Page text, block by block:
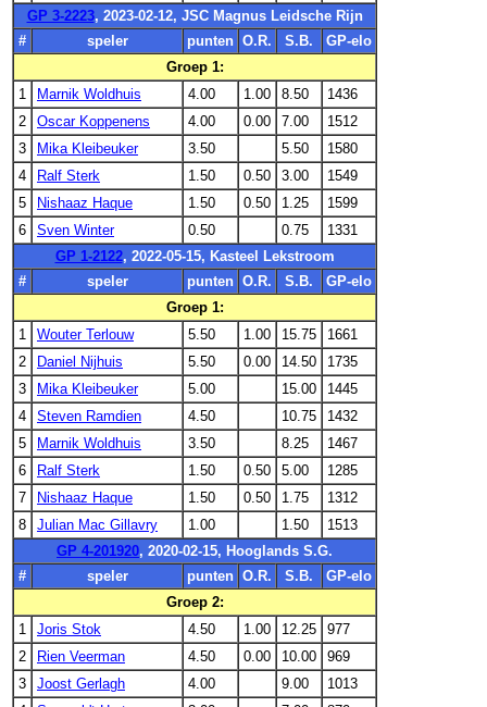
GP 3-2223, 2023-02-12, JSC Magnus Leidsche Rijn
#
speler punten O.R. S.B.
GP-elo
Groep 1:
1
Marnik Woldhuis 4.00 1.00 8.50
1436
2
Oscar Koppenens 4.00 0.00 7.00
1512
3
Mika Kleibeuker 3.50 5.50
1580
4
Ralf Sterk 1.50 0.50 3.00
1549
5
Nishaaz Haque 1.50 0.50 1.25
1599
6
Sven Winter 0.50 0.75
1331
GP 1-2122, 2022-05-15, Kasteel Lekstroom
#
speler punten O.R. S.B.
GP-elo
Groep 1:
1
Wouter Terlouw 5.50 1.00 15.75
1661
2
Daniel Nijhuis 5.50 0.00 14.50
1735
3
Mika Kleibeuker 5.00 15.00
1445
4
Steven Ramdien 4.50 10.75
1432
5
Marnik Woldhuis 3.50 8.25
1467
6
Ralf Sterk 1.50 0.50 5.00
1285
7
Nishaaz Haque 1.50 0.50 1.75
1312
8
Julian Mac Gillavry 1.00 1.50
1513
GP 4-201920, 2020-02-15, Hooglands S.G.
#
speler punten O.R. S.B.
GP-elo
Groep 2:
1
Joris Stok 4.50 1.00 12.25
977
2
Rien Veerman 4.50 0.00 10.00
969
3
Joost Gerlagh 4.00 9.00
1013